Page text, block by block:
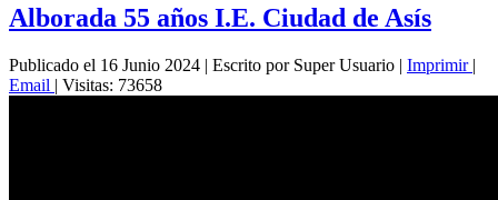
Alborada 55 años I.E. Ciudad de Asís
Publicado el 16 Junio 2024 | Escrito por Super Usuario | Imprimir |
Email | Visitas: 73658